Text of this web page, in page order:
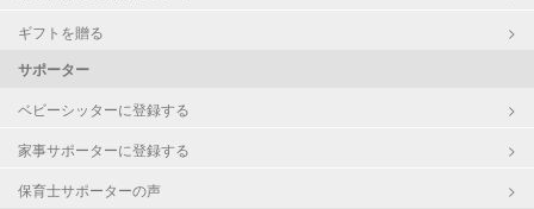
ギフトを贈る
サポーター
ベビーシッターに登録する
家事サポーターに登録する
保育士サポーターの声